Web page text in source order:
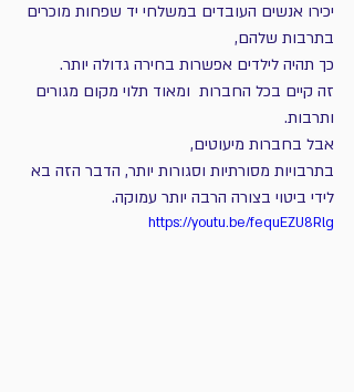
יכירו אנשים העובדים במשלחי יד שפחות מוכרים
בתרבות שלהם,
כך תהיה לילדים אפשרות בחירה גדולה יותר.
זה קיים בכל החברות  ומאוד תלוי מקום מגורים
ותרבות.
אבל בחברות מיעוטים,
בתרבויות מסורתיות וסגורות יותר, הדבר הזה בא
לידי ביטוי בצורה הרבה יותר עמוקה.
https://youtu.be/fequEZU8Rlg